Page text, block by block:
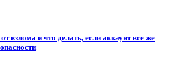
взлома и что делать, если аккаунт все же